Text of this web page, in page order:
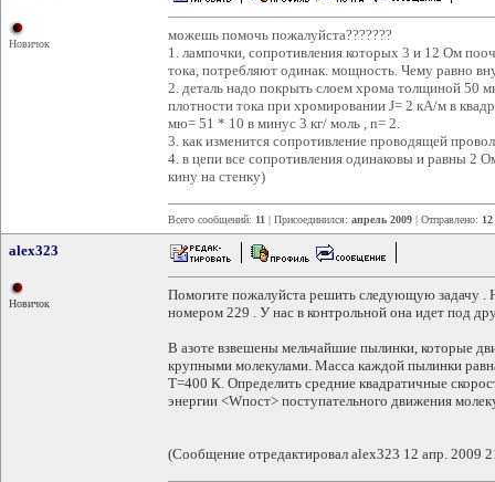
Новичок
можешь помочь пожалуйста???????
1. лампочки, сопротивления которых 3 и 12 Ом
тока, потребляют одинак. мощность. Чему равно
2. деталь надо покрыть слоем хрома толщиной 50
плотности тока при хромировании J= 2 кА/м в
мю= 51 * 10 в минус 3 кг/ моль , n= 2.
3. как изменится сопротивление проводящей
4. в цепи все сопротивления одинаковы и равны 2
кину на стенку)
Всего сообщений: 11 | Присоединился: апрель 2009 | Отправлено:
alex323
Новичок
Помогите пожалуйста решить следующую задачу .
номером 229 . У нас в контрольной она идет под
В азоте взвешены мельчайшие пылинки, которые
крупными молекулами. Масса каждой пылинки
T=400 К. Определить средние квадратичные
энергии <Wпост> поступательного движения
(Сообщение отредактировал alex323 12 апр. 2009